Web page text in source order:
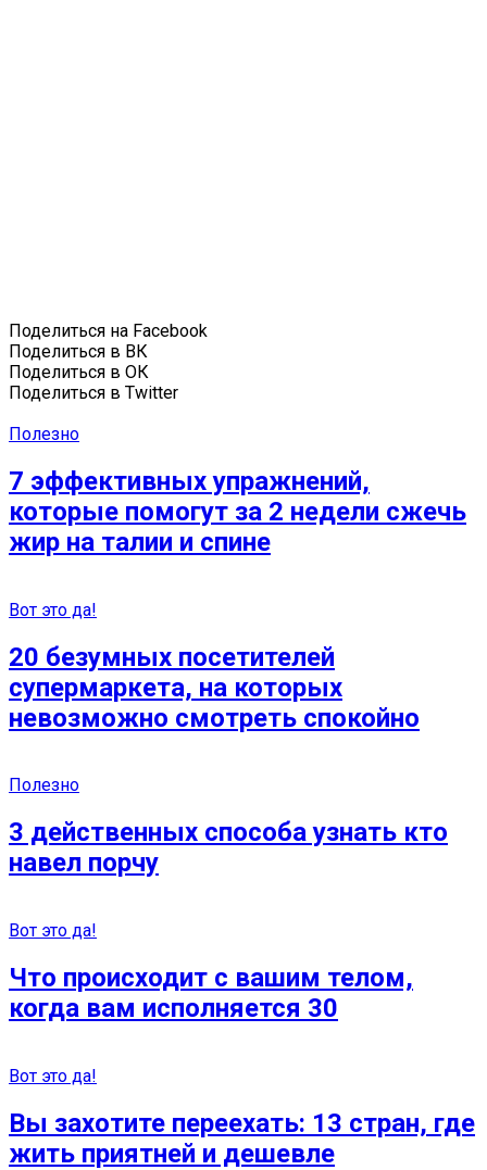
Поделиться на Facebook
Поделиться в ВК
Поделиться в ОК
Поделиться в Twitter
Полезно
7 эффективных упражнений,
которые помогут за 2 недели сжечь
жир на талии и спине
Вот это да!
20 безумных посетителей
супермаркета, на которых
невозможно смотреть спокойно
Полезно
3 действенных способа узнать кто
навел порчу
Вот это да!
Что происходит с вашим телом,
когда вам исполняется 30
Вот это да!
Вы захотите переехать: 13 стран, где
жить приятней и дешевле